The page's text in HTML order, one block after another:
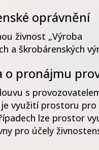
oprávnění
živnost „Výroba
a škrobárenských
o pronájmu
s
využití prostoru pro
lze prostor
pro účely